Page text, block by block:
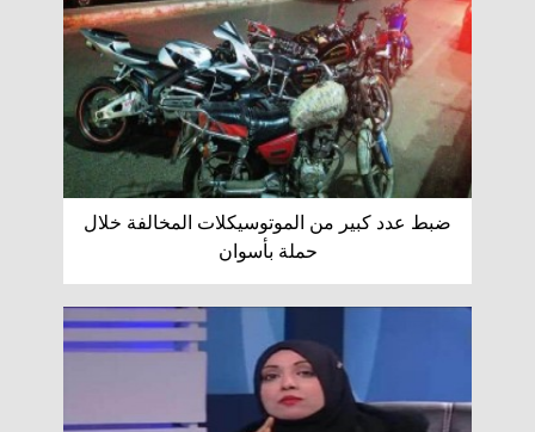
ضبط عدد كبير من الموتوسيكلات المخالفة خلال
حملة بأسوان